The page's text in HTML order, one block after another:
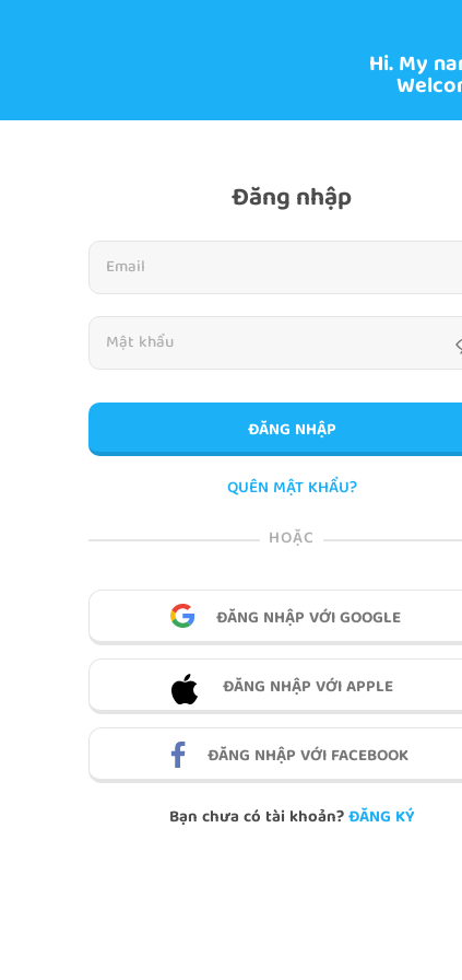
Hi. My
Đăng nhập
ĐĂNG NHẬP
QUÊN MẬT KHẨU?
HOẶC
ĐĂNG NHẬP VỚI GOOGLE
ĐĂNG NHẬP VỚI APPLE
ĐĂNG NHẬP VỚI FACEBOOK
Bạn chưa có tài khoản?ĐĂNG KÝ